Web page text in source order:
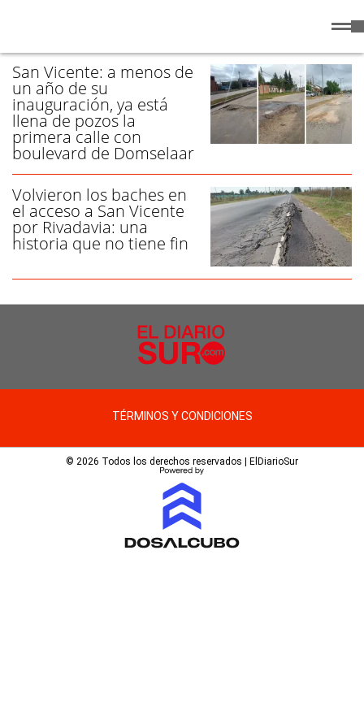
San Vicente: a menos de
un año de su
inauguración, ya está
llena de pozos la
primera calle con
boulevard de Domselaar
Volvieron los baches en
el acceso a San Vicente
por Rivadavia: una
historia que no tiene fin
TÉRMINOS Y CONDICIONES
© 2026 Todos los derechos reservados | ElDiarioSur